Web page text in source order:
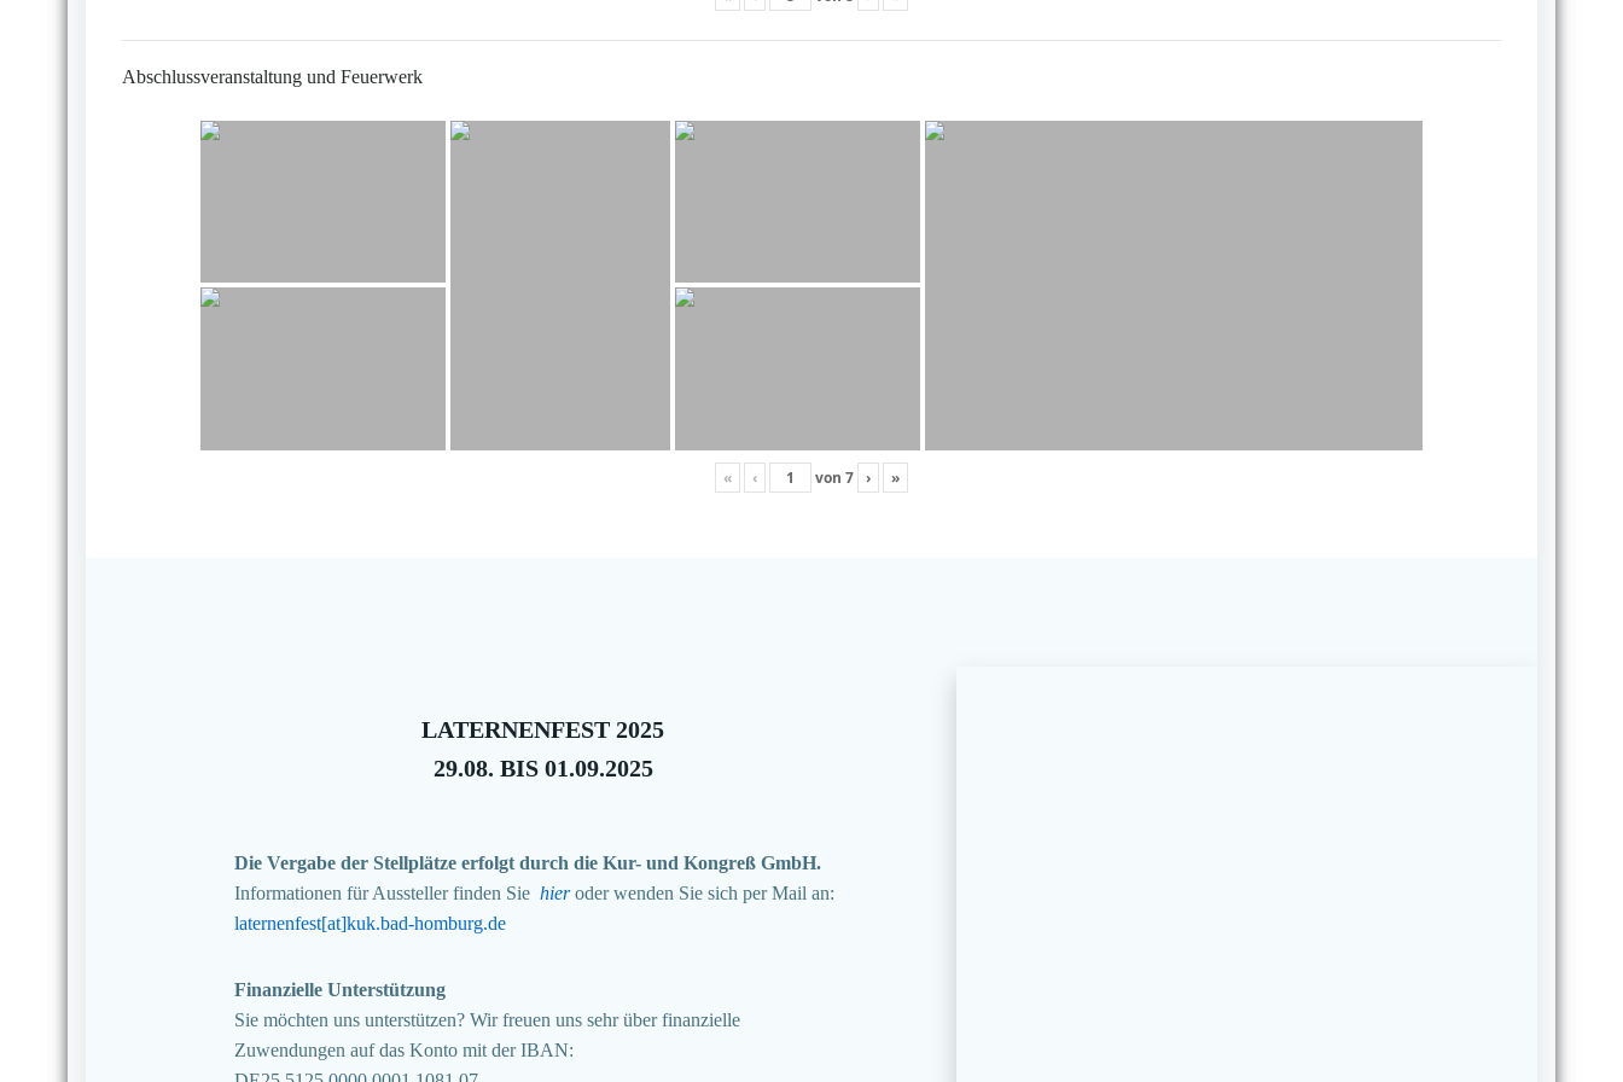
Abschlussveranstaltung und Feuerwerk
« ‹ von 7 › »
LATERNENFEST 2025
29.08. BIS 01.09.2025
Die Vergabe der Stellplätze erfolgt durch die Kur- und Kongreß GmbH.
Informationen für Aussteller finden Sie hieroder wenden Sie sich per Mail an:
laternenfest[at]kuk.bad-homburg.de
Finanzielle Unterstützung
Sie möchten uns unterstützen? Wir freuen uns sehr über finanzielle
Zuwendungen auf das Konto mit der IBAN: